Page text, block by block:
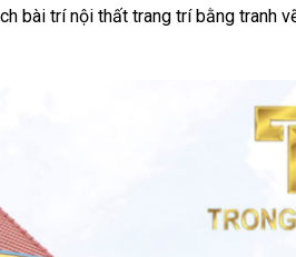
bài trí nội thất trang trí bằng tranh